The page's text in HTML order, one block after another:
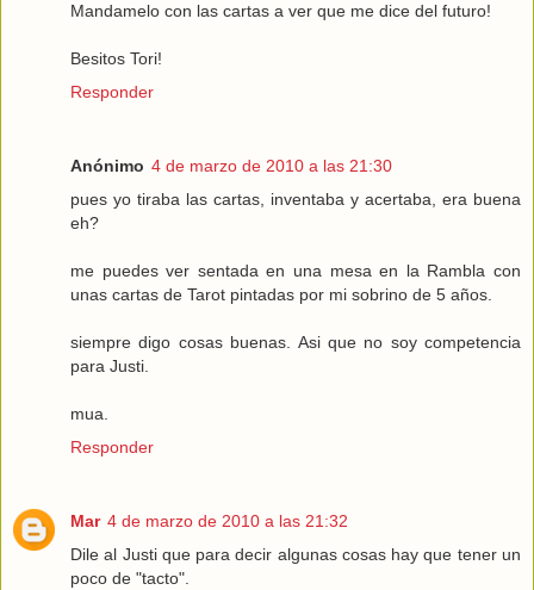
Mandamelo con las cartas a ver que me dice del futuro!
Besitos Tori!
Responder
Anónimo 4 de marzo de 2010 a las 21:30
pues yo tiraba las cartas, inventaba y acertaba, era buena
eh?
me puedes ver sentada en una mesa en la Rambla con
unas cartas de Tarot pintadas por mi sobrino de 5 años.
siempre digo cosas buenas. Asi que no soy competencia
para Justi.
mua.
Responder
Mar 4 de marzo de 2010 a las 21:32
Dile al Justi que para decir algunas cosas hay que tener un
poco de "tacto".